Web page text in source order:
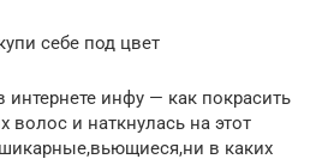
себе под цвет
интернете инфу — как покрасить
волос и наткнулась на этот
в каких